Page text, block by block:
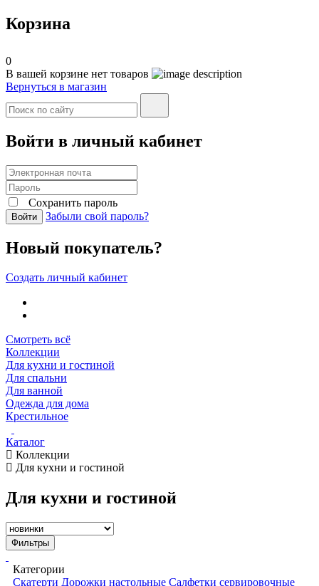
Корзина
0
В вашей корзине нет товаров
Вернуться в магазин
Войти в личный кабинет
Сохранить пароль
Войти Забыли свой пароль?
Новый покупатель?
Создать личный кабинет
Смотреть всё
Коллекции
Для кухни и гостиной
Для спальни
Для ванной
Одежда для дома
Крестильное
Каталог
Коллекции
Для кухни и гостиной
Для кухни и гостиной
Фильтры
Категории
Скатерти Дорожки настольные Салфетки сервировочные